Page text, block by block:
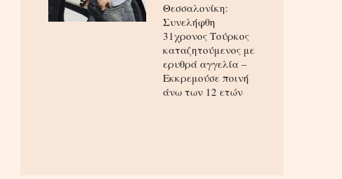
Θεσσαλονίκη:
Συνελήφθη
31χρονος Τούρκος
καταζητούμενος με
ερυθρά αγγελία –
Εκκρεμούσε ποινή
άνω των 12 ετών